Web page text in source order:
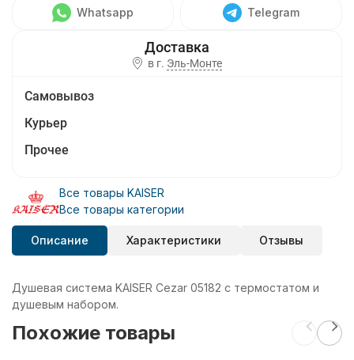
Whatsapp Telegram
в г. Эль-Монте
Самовывоз
Курьер
Прочее
Все товары KAISER
Все товары категории
Описание Характеристики Отзывы
Душевая система KAISER Cezar 05182 с термостатом и
душевым набором.
Похожие товары